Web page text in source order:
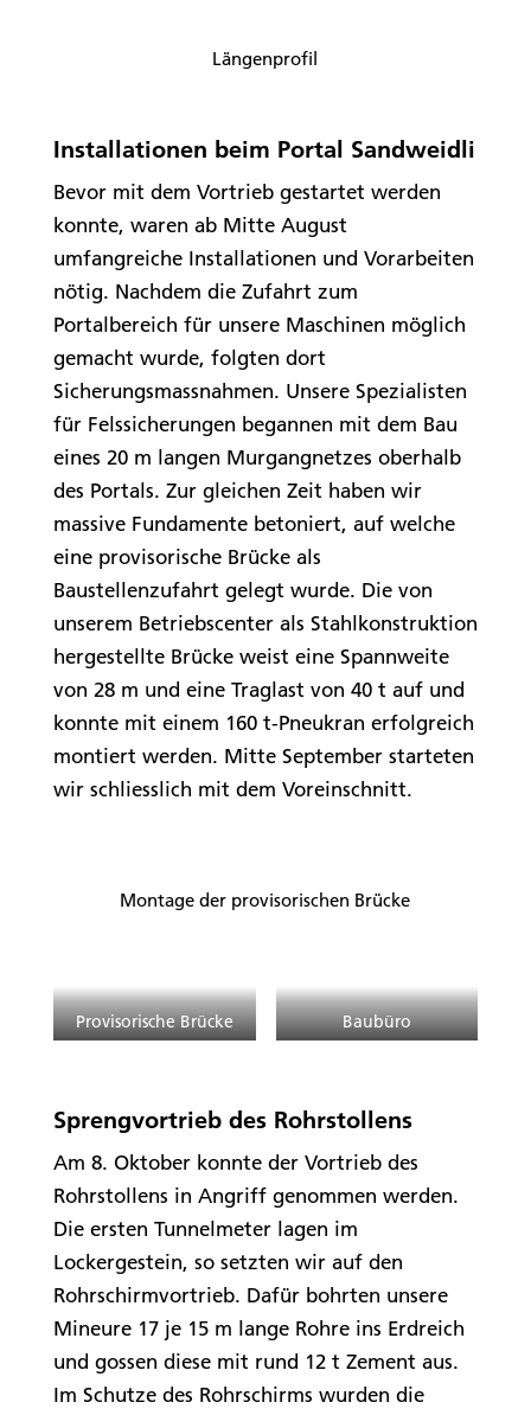
Längenprofil
Installationen beim Portal Sandweidli
Bevor mit dem Vortrieb gestartet werden
konnte, waren ab Mitte August
umfangreiche Installationen und Vorarbeiten
nötig. Nachdem die Zufahrt zum
Portalbereich für unsere Maschinen möglich
gemacht wurde, folgten dort
Sicherungsmassnahmen. Unsere Spezialisten
für Felssicherungen begannen mit dem Bau
eines 20 m langen Murgangnetzes oberhalb
des Portals. Zur gleichen Zeit haben wir
massive Funda­mente betoniert, auf welche
eine provisorische Brücke als
Baustellenzufahrt gelegt wurde. Die von
unserem Betriebscenter als Stahlkonstruktion
hergestellte Brücke weist eine Spannweite
von 28 m und eine Traglast von 40 t auf und
konnte mit einem 160 t-Pneukran erfolgreich
montiert werden. Mitte September starteten
wir schliesslich mit dem Voreinschnitt.
Montage der provisorischen Brücke
Provisorische Brücke Baubüro
Sprengvortrieb des Rohrstollens
Am 8. Oktober konnte der Vortrieb des
Rohrstollens in Angriff genommen werden.
Die ersten Tunnelmeter lagen im
Lockergestein, so setzten wir auf den
Rohrschirmvortrieb. Dafür bohrten unsere
Mineure 17 je 15 m lange Rohre ins Erdreich
und gossen diese mit rund 12 t Zement aus.
Im Schutze des Rohrschirms wurden die